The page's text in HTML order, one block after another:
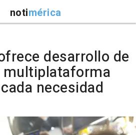
notimérica
desarrollo de
necesidad